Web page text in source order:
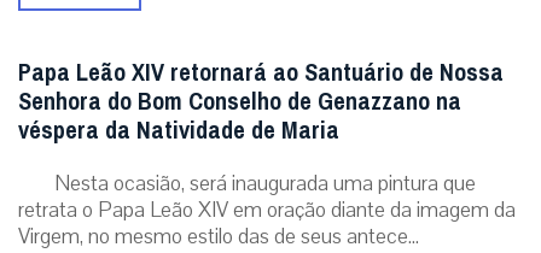
Papa Leão XIV retornará ao Santuário de Nossa
Senhora do Bom Conselho de Genazzano na
véspera da Natividade de Maria
Nesta ocasião, será inaugurada uma pintura que
retrata o Papa Leão XIV em oração diante da imagem da
Virgem, no mesmo estilo das de seus antece...